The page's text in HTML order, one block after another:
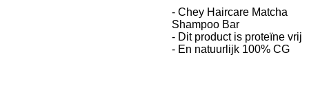
- Chey Haircare Matcha
Shampoo Bar
- Dit product is proteïne vrij
- En natuurlijk 100% CG